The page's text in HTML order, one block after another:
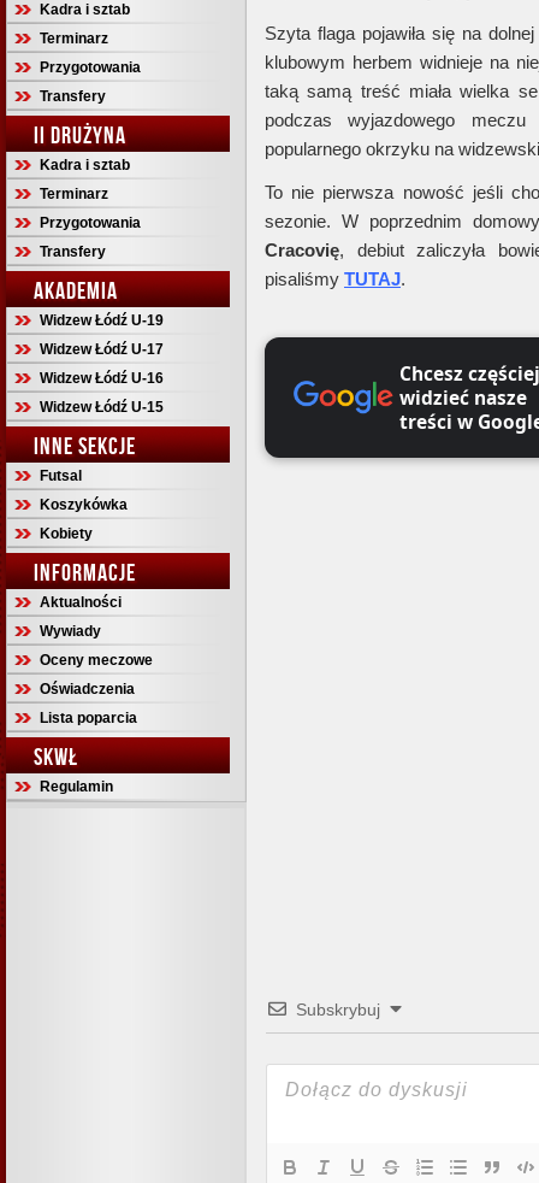
Kadra i sztab
Terminarz
Przygotowania
Transfery
II DRUŻYNA
Kadra i sztab
Terminarz
Przygotowania
Transfery
AKADEMIA
Widzew Łódź U-19
Widzew Łódź U-17
Widzew Łódź U-16
Widzew Łódź U-15
INNE SEKCJE
Futsal
Koszykówka
Kobiety
INFORMACJE
Aktualności
Wywiady
Oceny meczowe
Oświadczenia
Lista poparcia
SKWŁ
Regulamin
Szyta flaga pojawiła się na
klubowym herbem widnieje na
taką samą treść miała wielka
podczas wyjazdowego
popularnego okrzyku na
To nie pierwsza nowość jeśli
sezonie. W poprzednim
Cracovię, debiut zaliczyła
pisaliśmy TUTAJ.
Chcesz częściej
widzieć nasze
treści w
Subskrybuj